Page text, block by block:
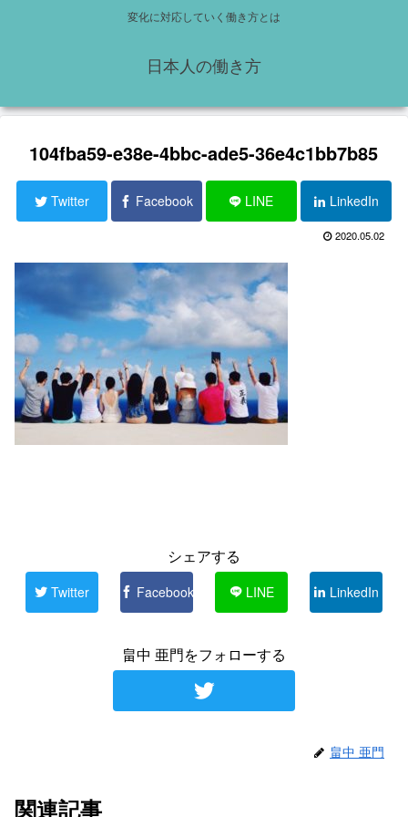
変化に対応していく働き方とは
日本人の働き方
104fba59-e38e-4bbc-ade5-36e4c1bb7b85
Twitter Facebook LINE LinkedIn
2020.05.02
シェアする
Twitter Facebook LINE LinkedIn
畠中 亜門をフォローする
畠中 亜門
関連記事